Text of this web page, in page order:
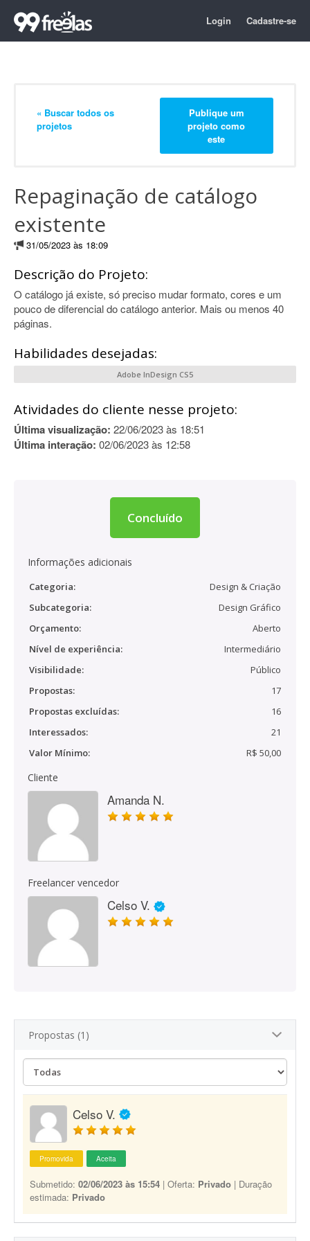
Login Cadastre-se
« Buscar todos os
projetos
Publique um
projeto como
este
Repaginação de catálogo
existente
31/05/2023 às 18:09
Descrição do Projeto:
O catálogo já existe, só preciso mudar formato, cores e um
pouco de diferencial do catálogo anterior. Mais ou menos 40
páginas.
Habilidades desejadas:
Adobe InDesign CS5
Atividades do cliente nesse projeto:
Última visualização: 22/06/2023 às 18:51
Última interação: 02/06/2023 às 12:58
Concluído
Informações adicionais
Categoria:
Design & Criação
Subcategoria:
Design Gráfico
Orçamento:
Aberto
Nível de experiência:
Intermediário
Visibilidade:
Público
Propostas:
17
Propostas excluídas:
16
Interessados:
21
Valor Mínimo:
R$ 50,00
Cliente
Amanda N.
Freelancer vencedor
Celso V.
Propostas (1)
Celso V.
Promovida Aceita
Submetido: 02/06/2023 às 15:54 | Oferta: Privado | Duração
estimada: Privado